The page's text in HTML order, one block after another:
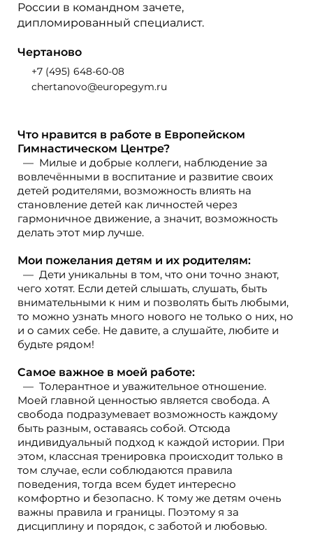
России в командном зачете,
дипломированный специалист.
Чертаново
+7 (495) 648-60-08
chertanovo@europegym.ru
Что нравится в работе в Европейском
Гимнастическом Центре?
Милые и добрые коллеги, наблюдение за
вовлечёнными в воспитание и развитие своих
детей родителями, возможность влиять на
становление детей как личностей через
гармоничное движение, а значит, возможность
делать этот мир лучше.
Мои пожелания детям и их родителям:
Дети уникальны в том, что они точно знают,
чего хотят. Если детей слышать, слушать, быть
внимательными к ним и позволять быть любыми,
то можно узнать много нового не только о них, но
и о самих себе. Не давите, а слушайте, любите и
будьте рядом!
Самое важное в моей работе:
Толерантное и уважительное отношение.
Моей главной ценностью является свобода. А
свобода подразумевает возможность каждому
быть разным, оставаясь собой. Отсюда
индивидуальный подход к каждой истории. При
этом, классная тренировка происходит только в
том случае, если соблюдаются правила
поведения, тогда всем будет интересно
комфортно и безопасно. К тому же детям очень
важны правила и границы. Поэтому я за
дисциплину и порядок, с заботой и любовью.